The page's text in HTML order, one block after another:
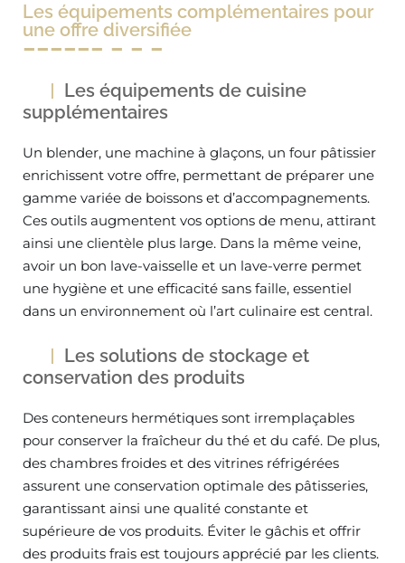
Les équipements complémentaires pour
une offre diversifiée
Les équipements de cuisine
supplémentaires
Un blender, une machine à glaçons, un four pâtissier
enrichissent votre offre, permettant de préparer une
gamme variée de boissons et d’accompagnements.
Ces outils augmentent vos options de menu, attirant
ainsi une clientèle plus large. Dans la même veine,
avoir un bon lave-vaisselle et un lave-verre permet
une hygiène et une efficacité sans faille, essentiel
dans un environnement où l’art culinaire est central.
Les solutions de stockage et
conservation des produits
Des conteneurs hermétiques sont irremplaçables
pour conserver la fraîcheur du thé et du café. De plus,
des chambres froides et des vitrines réfrigérées
assurent une conservation optimale des pâtisseries,
garantissant ainsi une qualité constante et
supérieure de vos produits. Éviter le gâchis et offrir
des produits frais est toujours apprécié par les clients.